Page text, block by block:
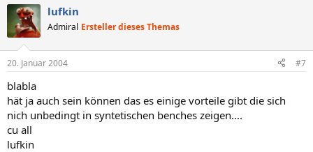
lufkin
Admiral Ersteller dieses Themas
20. Januar 2004 #7
blabla
hät ja auch sein können das es einige vorteile gibt die sich
nich unbedingt in syntetischen benches zeigen....
cu all
lufkin